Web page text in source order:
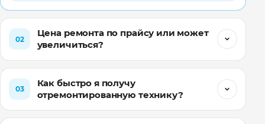
02
Цена ремонта по прайсу или может
увеличиться?
03
Как быстро я получу
отремонтированную технику?